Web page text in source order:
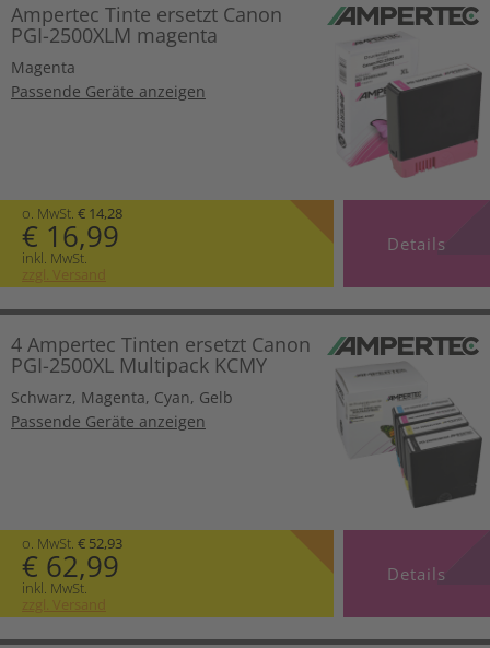
Ampertec Tinte ersetzt Canon
PGI-2500XLM magenta
Magenta
Passende Geräte anzeigen
o. MwSt. € 14,28
€ 16,99
inkl. MwSt.
zzgl. Versand
Details
4 Ampertec Tinten ersetzt Canon
PGI-2500XL Multipack KCMY
Schwarz, Magenta, Cyan, Gelb
Passende Geräte anzeigen
o. MwSt. € 52,93
€ 62,99
inkl. MwSt.
zzgl. Versand
Details